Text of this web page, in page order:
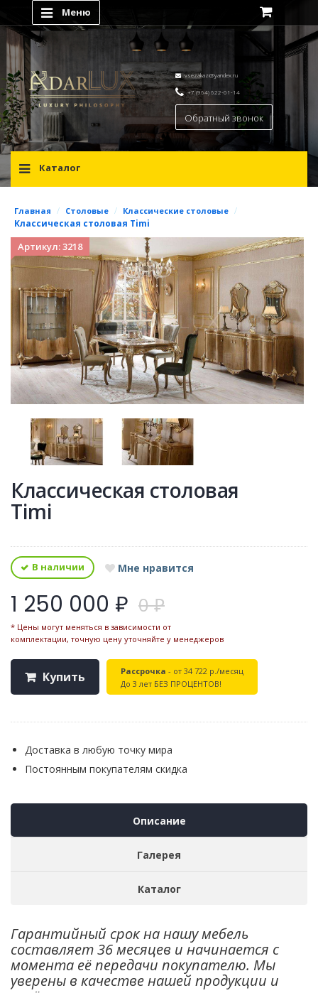
Меню
vsezakazi@yandex.ru
+7 (964) 622-01-14
Обратный звонок
Каталог
Главная / Столовые / Классические столовые /
Классическая столовая Timi
Артикул: 3218
Классическая столовая
Timi
В наличии Мне нравится
1 250 000 ₽ 0 ₽
* Цены могут меняться в зависимости от
комплектации, точную цену уточняйте у менеджеров
Купить Рассрочка - от 34 722 р./месяц
До 3 лет БЕЗ ПРОЦЕНТОВ!
Доставка в любую точку мира
Постоянным покупателям скидка
Описание
Галерея
Каталог
Гарантийный срок на нашу мебель
составляет 36 месяцев и начинается с
момента её передачи покупателю. Мы
уверены в качестве нашей продукции и